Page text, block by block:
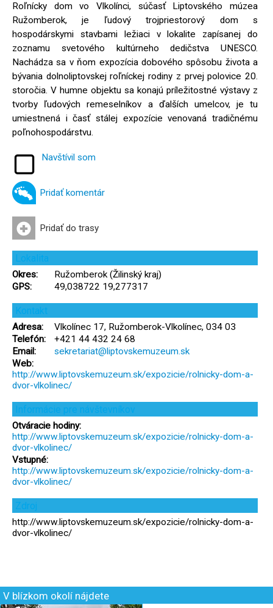
Roľnícky dom vo Vlkolínci, súčasť Liptovského múzea
Ružomberok, je ľudový trojpriestorový dom s
hospodárskymi stavbami ležiaci v lokalite zapísanej do
zoznamu svetového kultúrneho dedičstva UNESCO.
Nachádza sa v ňom expozícia dobového spôsobu života a
bývania dolnoliptovskej roľníckej rodiny z prvej polovice 20.
storočia. V humne objektu sa konajú príležitostné výstavy z
tvorby ľudových remeselníkov a ďalších umelcov, je tu
umiestnená i časť stálej expozície venovaná tradičnému
poľnohospodárstvu.
Navštívil som
Pridať komentár
Pridať do trasy
Lokalita
Okres:
Ružomberok (Žilinský kraj)
GPS:
49,038722 19,277317
Kontakt
Adresa:
Vlkolínec 17, Ružomberok-Vlkolínec, 034 03
Telefón:
+421 44 432 24 68
Email:
sekretariat@liptovskemuzeum.sk
Web:
http://www.liptovskemuzeum.sk/expozicie/rolnicky-dom-a-
dvor-vlkolinec/
Informácie pre návštevníkov
Otváracie hodiny:
http://www.liptovskemuzeum.sk/expozicie/rolnicky-dom-a-
dvor-vlkolinec/
Vstupné:
http://www.liptovskemuzeum.sk/expozicie/rolnicky-dom-a-
dvor-vlkolinec/
Zdroj
http://www.liptovskemuzeum.sk/expozicie/rolnicky-dom-a-
dvor-vlkolinec/
V blízkom okolí nájdete